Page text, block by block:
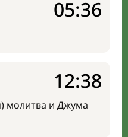
05:36
молитва и Джума
12:38